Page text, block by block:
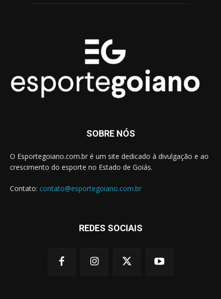
SOBRE NÓS
O Esportegoiano.com.br é um site dedicado à divulgação e ao
crescimento do esporte no Estado de Goiás.
Contato: contato@esportegoiano.com.br
REDES SOCIAIS